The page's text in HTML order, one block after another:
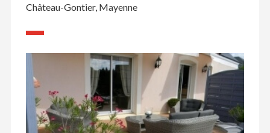
Château-Gontier, Mayenne